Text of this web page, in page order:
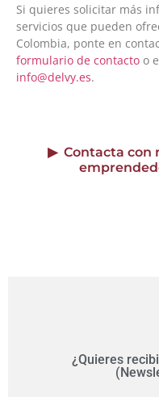
Si quieres solicitar más
servicios que pueden
Colombia, ponte en
formulario de contacto o
info@delvy.es.
▶ Contacta con
¿Quieres